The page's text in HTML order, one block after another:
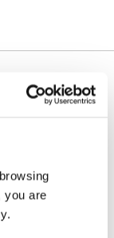
you are
OR
COLOR